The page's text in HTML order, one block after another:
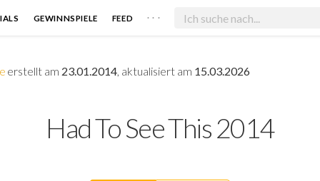
GEWINNSPIELE FEED . . .
erstellt am 23.01.2014 , aktualisiert am 15.03.2026
Had To See This 2014